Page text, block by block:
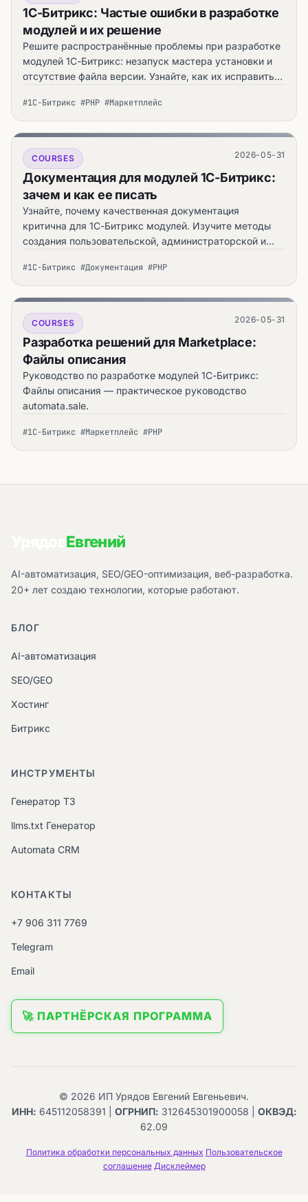
1С-Битрикс: Частые ошибки в разработке
модулей и их решение
Решите распространённые проблемы при разработке
модулей 1С-Битрикс: незапуск мастера установки и
отсутствие файла версии. Узнайте, как их исправить
#1С-Битрикс #PHP #Маркетплейс
COURSES 2026-05-31
Документация для модулей 1С-Битрикс:
зачем и как ее писать
Узнайте, почему качественная документация
критична для 1С-Битрикс модулей. Изучите методы
создания пользовательской, администраторской и
automata.sale.
#1С-Битрикс #Документация #PHP
COURSES 2026-05-31
Разработка решений для Marketplace:
Файлы описания
Руководство по разработке модулей 1С-Битрикс:
Файлы описания — практическое руководство
automata.sale.
#1С-Битрикс #Маркетплейс #PHP
Евгений
AI-автоматизация, SEO/GEO-оптимизация, веб-разработка.
20+ лет создаю технологии, которые работают.
БЛОГ
AI-автоматизация
SEO/GEO
Хостинг
Битрикс
ИНСТРУМЕНТЫ
Генератор ТЗ
llms.txt Генератор
Automata CRM
КОНТАКТЫ
+7 906 311 7769
Telegram
Email
🚀 ПАРТНЁРСКАЯ ПРОГРАММА
© 2026 ИП Урядов Евгений Евгеньевич.
ИНН: 645112058391 | ОГРНИП: 312645301900058 | ОКВЭД:
62.09
Политика обработки персональных данных Пользовательское
соглашение Дисклеймер